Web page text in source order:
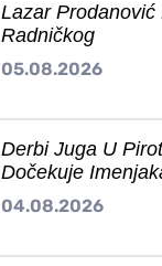
Lazar
Radničkog
05.08.2026
Derbi Juga U
Dočekuje
04.08.2026